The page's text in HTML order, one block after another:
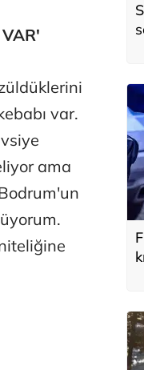
var.
ama